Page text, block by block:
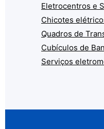
Eletrocentros e
Chicotes
Quadros de
Cubículos de
Serviços